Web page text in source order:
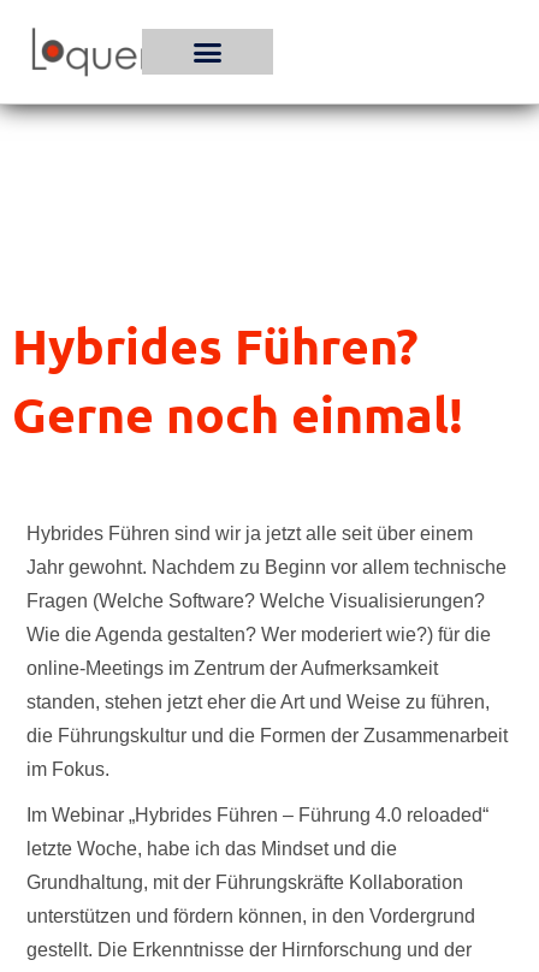
Inhalt
Hybrides Führen?
Gerne noch einmal!
Hybrides Führen sind wir ja jetzt alle seit über einem
Jahr gewohnt. Nachdem zu Beginn vor allem technische
Fragen (Welche Software? Welche Visualisierungen?
Wie die Agenda gestalten? Wer moderiert wie?) für die
online-Meetings im Zentrum der Aufmerksamkeit
standen, stehen jetzt eher die Art und Weise zu führen,
die Führungskultur und die Formen der Zusammenarbeit
im Fokus.
Im Webinar „Hybrides Führen – Führung 4.0 reloaded“
letzte Woche, habe ich das Mindset und die
Grundhaltung, mit der Führungskräfte Kollaboration
unterstützen und fördern können, in den Vordergrund
gestellt. Die Erkenntnisse der Hirnforschung und der